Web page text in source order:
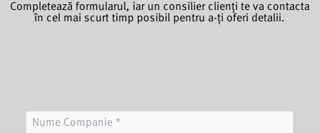
Completează formularul, iar un consilier clienți te va contacta
în cel mai scurt timp posibil pentru a-ți oferi detalii.